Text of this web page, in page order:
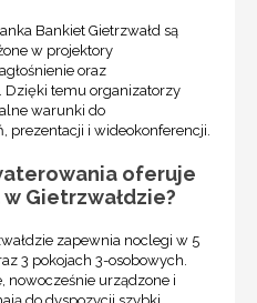
Bankiet Gietrzwałd są
w projektory
oraz
Dzięki temu organizatorzy
warunki do
prezentacji i wideokonferencji.
oferuje
Gietrzwałdzie?
zapewnia noclegi w 5
3 pokojach 3-osobowych.
nowocześnie urządzone i